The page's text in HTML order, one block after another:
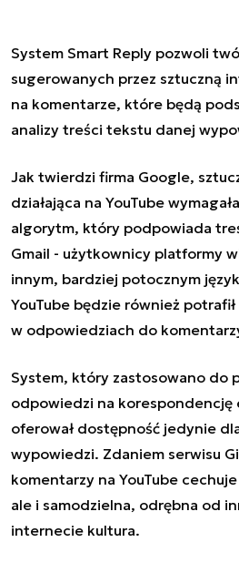
System Smart Reply pozwoli
sugerowanych przez sztuczną
na komentarze, które będą
analizy treści tekstu danej
Jak twierdzi firma Google,
działająca na YouTube
algorytm, który podpowiada
Gmail - użytkownicy platformy
innym, bardziej potocznym
YouTube będzie również
w odpowiedziach do
System, który zastosowano do
odpowiedzi na korespondencję
oferował dostępność jedynie
wypowiedzi. Zdaniem serwisu
komentarzy na YouTube
ale i samodzielna, odrębna od
internecie kultura.